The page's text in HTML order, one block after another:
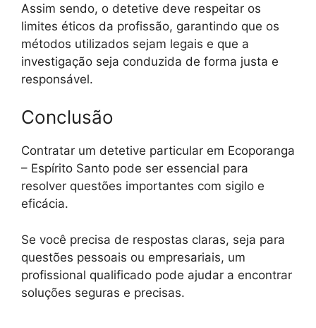
Assim sendo, o detetive deve respeitar os
limites éticos da profissão, garantindo que os
métodos utilizados sejam legais e que a
investigação seja conduzida de forma justa e
responsável.
Conclusão
Contratar um detetive particular em Ecoporanga
– Espírito Santo pode ser essencial para
resolver questões importantes com sigilo e
eficácia.
Se você precisa de respostas claras, seja para
questões pessoais ou empresariais, um
profissional qualificado pode ajudar a encontrar
soluções seguras e precisas.